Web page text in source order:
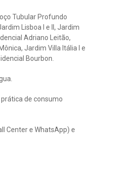
Tubular Profundo
Lisboa l e ll, Jardim
Adriano Leitão,
Jardim Villa Itália l e
Bourbon.
de consumo
Center e WhatsApp) e